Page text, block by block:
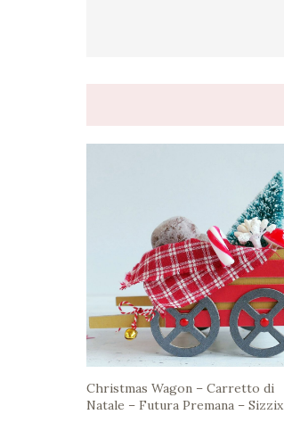
Christmas Wagon – Carretto di
Natale – Futura Premana – Sizzix